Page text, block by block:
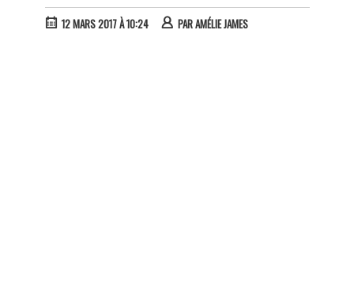
12 MARS 2017 À 10:24 PARAMÉLIE JAMES